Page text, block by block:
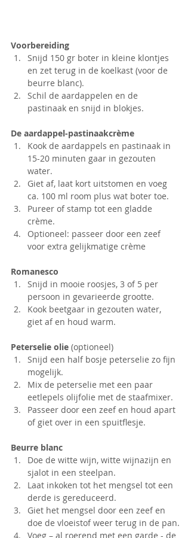
Voorbereiding
Snijd 150 gr boter in kleine klontjes
en zet terug in de koelkast (voor de
beurre blanc).
Schil de aardappelen en de
pastinaak en snijd in blokjes.
De aardappel-pastinaakcrème
Kook de aardappels en pastinaak in
15-20 minuten gaar in gezouten
water.
Giet af, laat kort uitstomen en voeg
ca. 100 ml room plus wat boter toe.
Pureer of stamp tot een gladde
crème.
Optioneel: passeer door een zeef
voor extra gelijkmatige crème
Romanesco
Snijd in mooie roosjes, 3 of 5 per
persoon in gevarieerde grootte.
Kook beetgaar in gezouten water,
giet af en houd warm.
Peterselie olie (optioneel)
Snijd een half bosje peterselie zo fijn
mogelijk.
Mix de peterselie met een paar
eetlepels olijfolie met de staafmixer.
Passeer door een zeef en houd apart
of giet over in een spuitflesje.
Beurre blanc
Doe de witte wijn, witte wijnazijn en
sjalot in een steelpan.
Laat inkoken tot het mengsel tot een
derde is gereduceerd.
Giet het mengsel door een zeef en
doe de vloeistof weer terug in de pan.
Voeg – al roerend met een garde - de